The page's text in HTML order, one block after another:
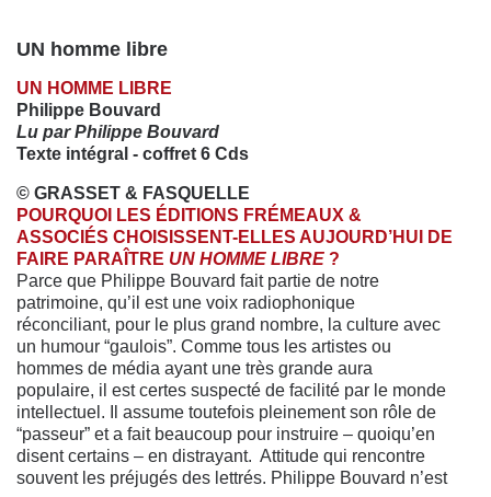
UN homme libre
UN HOMME LIBRE
Philippe Bouvard
Lu par Philippe Bouvard
Texte intégral - coffret 6 Cds
© GRASSET & FASQUELLE
POURQUOI LES ÉDITIONS FRÉMEAUX &
ASSOCIÉS CHOISISSENT-ELLES AUJOURD’HUI DE
FAIRE PARAÎTRE UN HOMME LIBRE ?
Parce que Philippe Bouvard fait partie de notre
patrimoine, qu’il est une voix radiophonique
réconciliant, pour le plus grand nombre, la culture avec
un humour “gaulois”. Comme tous les artistes ou
hommes de média ayant une très grande aura
populaire, il est certes suspecté de facilité par le monde
intellectuel. Il assume toutefois pleinement son rôle de
“passeur” et a fait beaucoup pour instruire – quoiqu’en
disent certains – en distrayant. Attitude qui rencontre
souvent les préjugés des lettrés. Philippe Bouvard n’est